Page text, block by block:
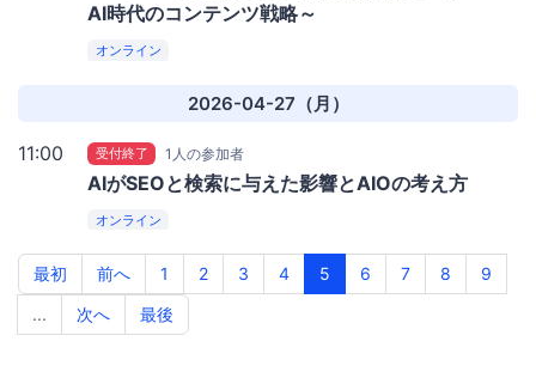
AI時代のコンテンツ戦略～
オンライン
2026-04-27（月）
11:00 受付終了 1人の参加者
AIがSEOと検索に与えた影響とAIOの考え方
オンライン
最初 前へ 1 2 3 4 5 6 7 8
9
...
次へ 最後